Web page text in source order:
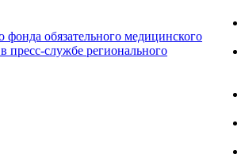
обязательного медицинского
пресс-службе регионального